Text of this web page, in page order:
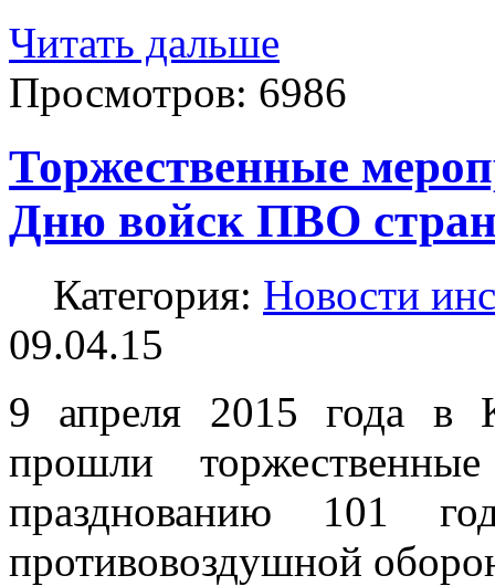
Читать дальше
Просмотров: 6986
Торжественные
Дню войск ПВО
Категория: Новости
09.04.15
9 апреля 2015 года в
прошли
празднованию 101
противовоздушной